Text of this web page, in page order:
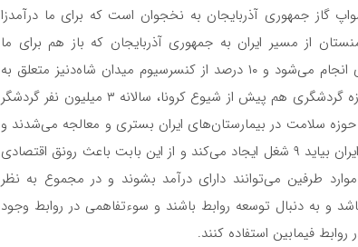
گاز جمهوری آذربایجان به نخجوان است که برای ما درآمدزا
از مسیر ایران به جمهوری آذربایجان که باز هم برای ما
درآمدزاست. یا در حوزه شاه‌دنیز دریای خزر، سرمایه‌گذاری انجام می‌شود و ۱۰ درصد از کنسرسیوم میدان شاه‌دنیز متعلق به
ایران است که باز هم منبع درآمد برای ایران است. در حوزه گردشگری هم پیش از شیوع کرونا، سالانه ۳ میلیون نفر گردشگر
سلامت در بیمارستان‌های ایران بستری و معالجه می‌شدند و
از خدمات درمانی استفاده می‌کردند. هر گردشگری که به ایران بیاید ۹ شغل ایجاد می‌کند و از این بابت باعث رونق اقتصادی
طرفین می‌توانند دارای درآمد بشوند و در مجموع به نظر
و به دنبال توسعه روابط باشند و سوءتفاهمی در روابط وجود
فیمابین استفاده کنند.